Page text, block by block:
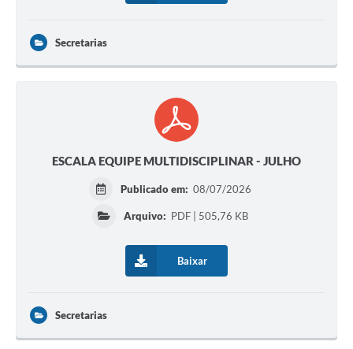
Secretarias
ESCALA EQUIPE MULTIDISCIPLINAR - JULHO
Publicado em: 08/07/2026
Arquivo: PDF | 505,76 KB
Baixar
Secretarias